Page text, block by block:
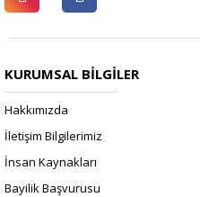
KURUMSAL BİLGİLER
Hakkımızda
İletişim Bilgilerimiz
İnsan Kaynakları
Bayilik Başvurusu